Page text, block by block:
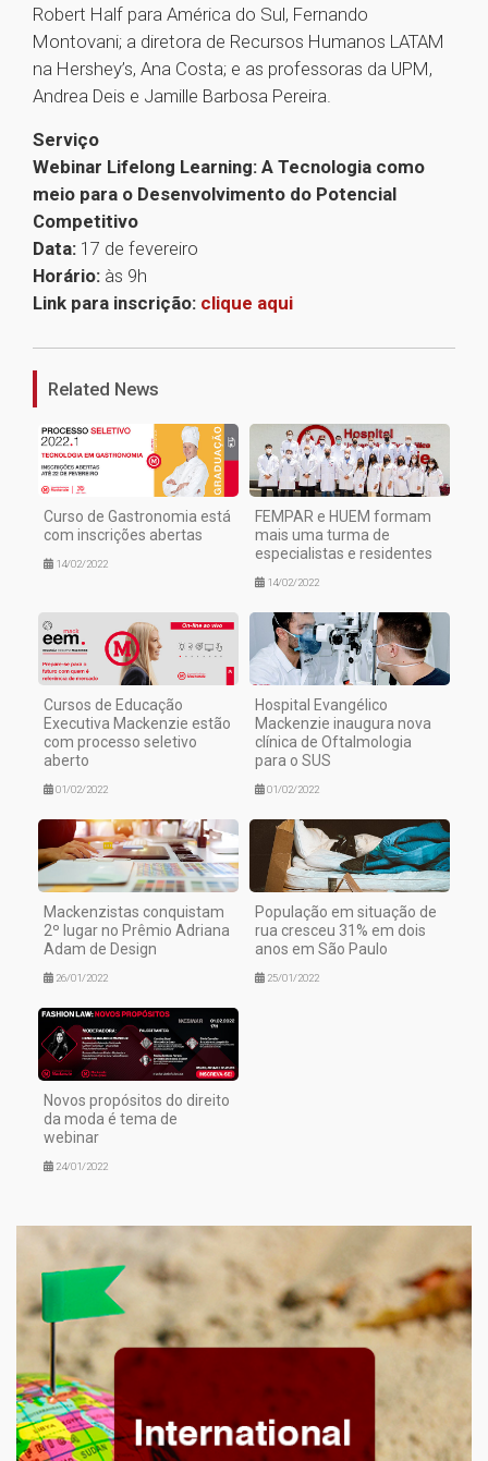
Robert Half para América do Sul, Fernando
Montovani; a diretora de Recursos Humanos LATAM
na Hershey’s, Ana Costa; e as professoras da UPM,
Andrea Deis e Jamille Barbosa Pereira.
Serviço
Webinar Lifelong Learning: A Tecnologia como
meio para o Desenvolvimento do Potencial
Competitivo
Data: 17 de fevereiro
Horário: às 9h
Link para inscrição: clique aqui
1
Related News
Curso de Gastronomia está
com inscrições abertas
14/02/2022
FEMPAR e HUEM formam
mais uma turma de
especialistas e residentes
14/02/2022
Cursos de Educação
Executiva Mackenzie estão
com processo seletivo
aberto
01/02/2022
Hospital Evangélico
Mackenzie inaugura nova
clínica de Oftalmologia
para o SUS
01/02/2022
Mackenzistas conquistam
2º lugar no Prêmio Adriana
Adam de Design
26/01/2022
População em situação de
rua cresceu 31% em dois
anos em São Paulo
25/01/2022
Novos propósitos do direito
da moda é tema de
webinar
24/01/2022